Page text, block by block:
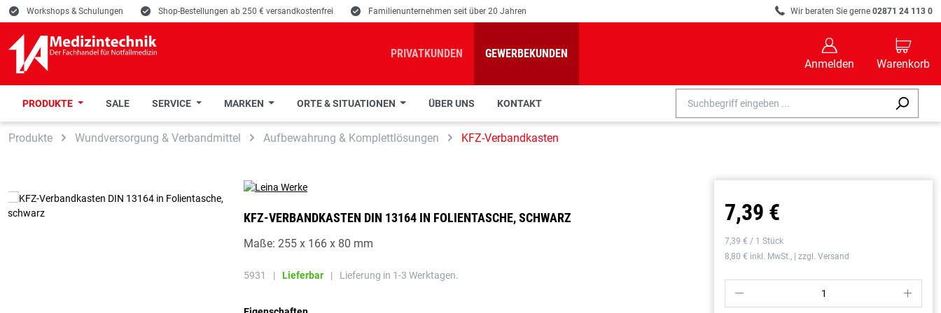
Zur Suche springen
Zur Hauptnavigation springen
E Workshops & Schulungen E Shop-Bestellungen ab 250 € versandkostenfrei E Familienunternehmen seit über 20 Jahren R Wir beraten Sie gerne 02871 24 113 0
PRIVATKUNDEN GEWERBEKUNDEN
B
Anmelden
C
Warenkorb
PRODUKTE SALE SERVICE MARKEN ORTE & SITUATIONEN ÜBER UNS KONTAKT
Produkte Wundversorgung & Verbandmittel Aufbewahrung & Komplettlösungen KFZ-Verbandkasten
KFZ-VERBANDKASTEN DIN 13164 IN FOLIENTASCHE, SCHWARZ
Maße: 255 x 166 x 80 mm
5931 | Lieferbar | Lieferung in 1-3 Werktagen.
7,39 €
7,39 € / 1 Stück
8,80 € inkl. MwSt., | zzgl. Versand
P S